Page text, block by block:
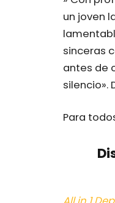
un joven
sinceras
antes de
silencio».
Para